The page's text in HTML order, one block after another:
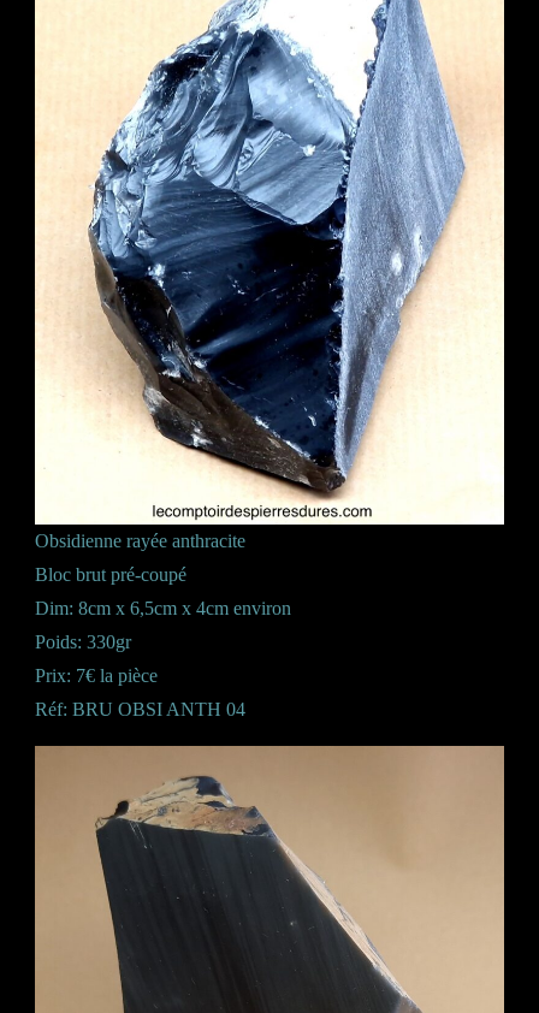
Obsidienne rayée anthracite
Bloc brut pré-coupé
Dim: 8cm x 6,5cm x 4cm environ
Poids: 330gr
Prix: 7€ la pièce
Réf: BRU OBSI ANTH 04